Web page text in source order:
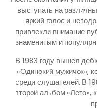
выступать на
яркий голос и
привлекли внимание
знаменитым и
В 1983 году вышел
«Одинокий мужичок»,
среди слушателей. В
второй альбом «Лето»,